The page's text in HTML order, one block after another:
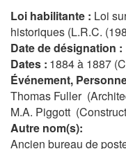
Loi habilitante : Loi
historiques (L.R.C.
Date de désignation :
Dates : 1884 à 1887
Événement,
Thomas Fuller
M.A. Piggott
Autre nom(s):
Ancien bureau de